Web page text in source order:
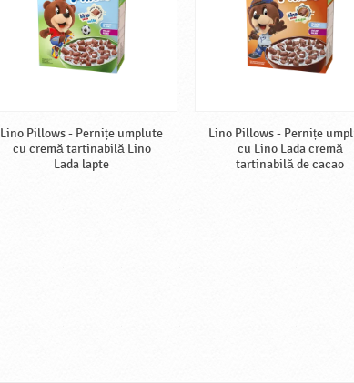
Lino Pillows - Pernițe umplute
cu cremă tartinabilă Lino
Lada lapte
Lino Pillows - Pernițe
cu Lino Lada cremă
tartinabilă de cacao